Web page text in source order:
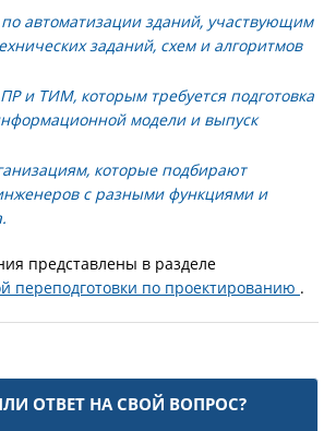
автоматизации зданий, участвующим
заданий, схем и алгоритмов
и ТИМ, которым требуется подготовка
модели и выпуск
, которые подбирают
с разными функциями и
представлены в разделе
переподготовки по проектированию .
ОТВЕТ НА СВОЙ ВОПРОС?